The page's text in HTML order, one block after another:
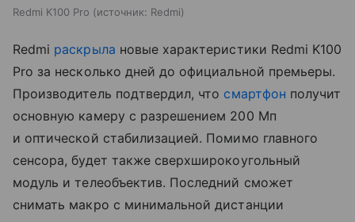
Redmi K100 Pro источник: Redmi
Redmi раскрыла новые характеристики Redmi K100
Pro за несколько дней до официальной премьеры.
Производитель подтвердил, что смартфон получит
основную камеру с разрешением 200 Мп
и оптической стабилизацией. Помимо главного
сенсора, будет также сверхширокоугольный
модуль и телеобъектив. Последний сможет
снимать макро с минимальной дистанции